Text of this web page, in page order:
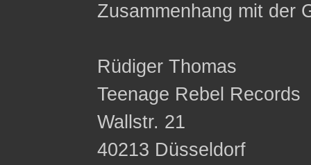
Zusammenhang mit der
Rüdiger Thomas
Teenage Rebel Records
Wallstr. 21
40213 Düsseldorf